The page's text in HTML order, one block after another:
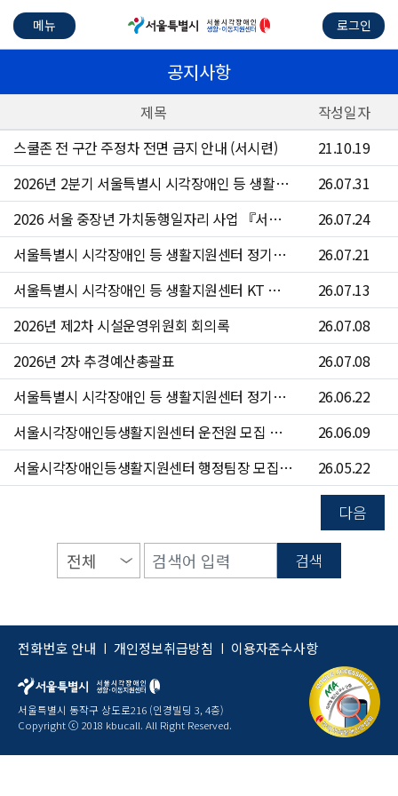
메뉴 로그인
공지사항
제목
작성일자
스쿨존 전 구간 주정차 전면 금지 안내 (서시련)
21.10.19
2026년 2분기 서울특별시 시각장애인 등 생활지원센터 수의계약 현황
26.07.31
2026 서울 중장년 가치동행일자리 사업 『서울시각장애인등생활지원센터 운전원』참여자 4차 모집 공고문
26.07.24
서울특별시 시각장애인 등 생활지원센터 정기점검 안내
26.07.21
서울특별시 시각장애인 등 생활지원센터 KT 문자 서비스 점검 안내
26.07.13
2026년 제2차 시설운영위원회 회의록
26.07.08
2026년 2차 추경예산총괄표
26.07.08
서울특별시 시각장애인 등 생활지원센터 정기점검 안내
26.06.22
서울시각장애인등생활지원센터 운전원 모집 공고(~6/24)
26.06.09
서울시각장애인등생활지원센터 행정팀장 모집 공고(~6/7)
26.05.22
다음
검색
전화번호 안내 | 개인정보취급방침 | 이용자준수사항
서울특별시 동작구 상도로216 (인경빌딩 3, 4층)
Copyright ⓒ 2018 kbucall. All Right Reserved.